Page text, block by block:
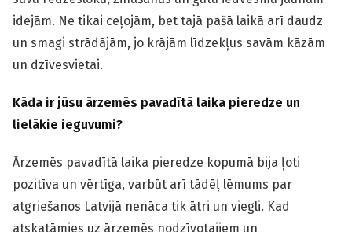
idejām. Ne tikai ceļojām, bet tajā pašā laikā arī daudz
un smagi strādājām, jo krājām līdzekļus savām kāzām
un dzīvesvietai.
Kāda ir jūsu ārzemēs pavadītā laika pieredze un
lielākie ieguvumi?
Ārzemēs pavadītā laika pieredze kopumā bija ļoti
pozitīva un vērtīga, varbūt arī tādēļ lēmums par
atgriešanos Latvijā nenāca tik ātri un viegli. Kad
atskatāmies uz ārzemēs nodzīvotajiem un